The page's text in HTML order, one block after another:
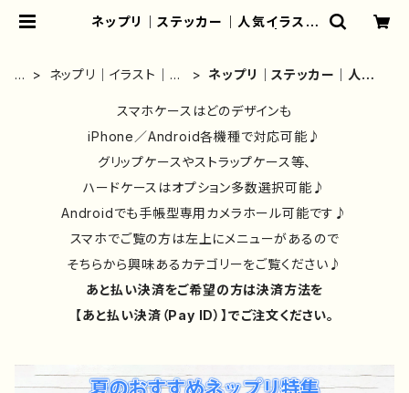
ネップリ｜ステッカー｜人気イラスト
しゃれ/イラストレーター/グッズ/人
気/後払い/通販｜雑貨屋アリうさ
ホ
ネップリ｜イラスト｜お
ネップリ｜ステッカー｜人気
｜シール
スマホケースはどのデザインも
iPhone／Android各機種で対応可能♪
グリップケースやストラップケース等、
ハードケースはオプション多数選択可能♪
Androidでも手帳型専用カメラホール可能です♪
スマホでご覧の方は左上にメニューがあるので
そちらから興味あるカテゴリーをご覧ください♪
あと払い決済をご希望の方は決済方法を
【あと払い決済（Pay ID）】でご注文ください。